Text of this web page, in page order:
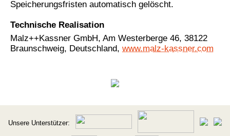
Speicherungsfristen automatisch gelöscht.
Technische Realisation
Malz++Kassner GmbH, Am Westerberge 46, 38122
Braunschweig, Deutschland, www.malz-kassner.com
Unsere Unterstützer: